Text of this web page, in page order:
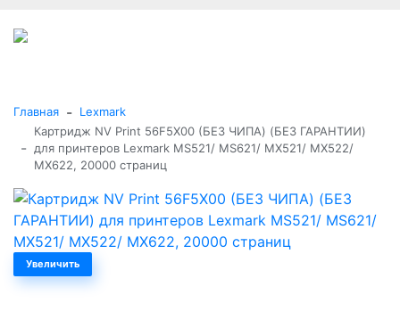
Главная - Lexmark
-
Картридж NV Print 56F5X00 (БЕЗ ЧИПА) (БЕЗ ГАРАНТИИ)
для принтеров Lexmark MS521/ MS621/ MX521/ MX522/
MX622, 20000 страниц
Увеличить